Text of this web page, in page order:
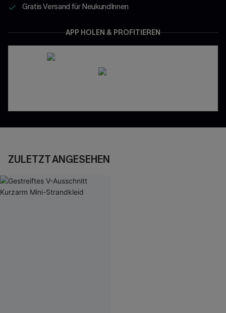
Gratis Versand für NeukundInnen
APP HOLEN & PROFITIEREN
ZULETZT ANGESEHEN